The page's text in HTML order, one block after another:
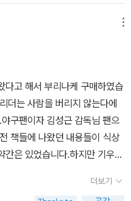
시도조차 하지 않게 되는 중년
는 감독님의 이야기들.어떤 이
라지는데 혹독한 시간을 뜨겁고
기가 딱딱하게 굳은 머리와
따라갈 수 있게 인생의 한 순
려운 야구 외길에서 리더의 자
배움과 다시 베품을 행하는
아야 할 누군가계속 달려야 할
게 전하고 싶다
다고 해서 부리나케 구매하였습
더는 사람을 버리지 않는다에
구팬이자 김성근 감독님 팬으
책들에 나왔던 내용들이 식상
은 있었습니다.하지만 기우였
였습니다. 책은 감독 김성근, 인
더보기